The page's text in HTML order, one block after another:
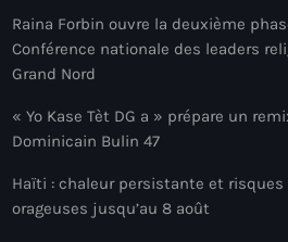
Raina Forbin ouvre la deuxième
Conférence nationale des leaders
Grand Nord
« Yo Kase Tèt DG a » prépare un
Dominicain Bulin 47
Haïti : chaleur persistante et risques
orageuses jusqu’au 8 août